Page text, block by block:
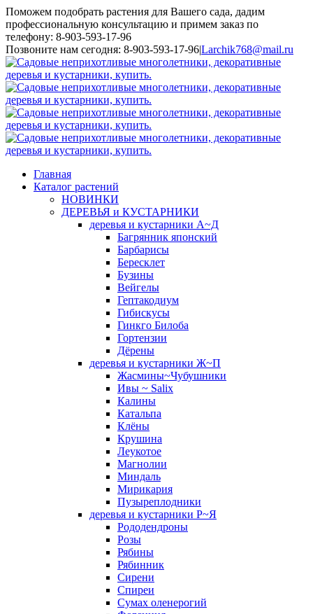
Поможем подобрать растения для Вашего сада, дадим
профессиональную консультацию и примем заказ по
телефону: 8-903-593-17-96
Toggle
SlidingBar
Area
Позвоните нам сегодня: 8-903-593-17-96|Larchik768@mail.ru
Главная
Каталог растений
НОВИНКИ
ДЕРЕВЬЯ и КУСТАРНИКИ
деревья и кустарники А~Д
Багрянник японский
Барбарисы
Бересклет
Бузины
Вейгелы
Гептакодиум
Гибискусы
Гинкго Билоба
Гортензии
Дёрены
деревья и кустарники Ж~П
Жасмины~Чубушники
Ивы ~ Salix
Калины
Катальпа
Клёны
Крушина
Леукотое
Магнолии
Миндаль
Мирикария
Пузыреплодники
деревья и кустарники Р~Я
Рододендроны
Розы
Рябины
Рябинник
Сирени
Спиреи
Сумах оленерогий